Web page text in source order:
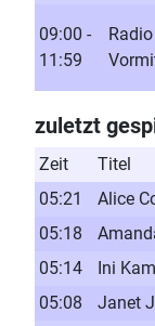
09:00 -
11:59
zuletzt
Zeit
Titel
05:21
Alice
05:18
05:14
Ini
05:08
Janet